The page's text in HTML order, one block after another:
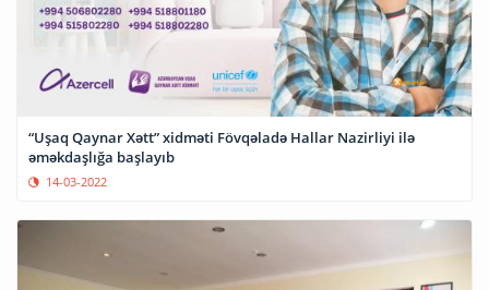
“Uşaq Qaynar Xətt” xidməti Fövqəladə Hallar Nazirliyi ilə
əməkdaşlığa başlayıb
14-03-2022